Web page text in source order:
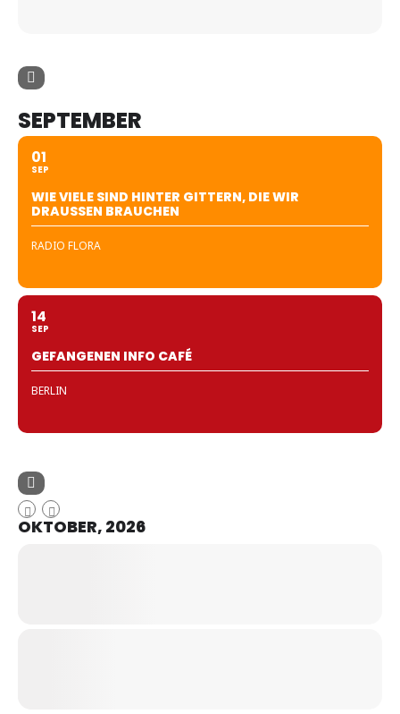
SEPTEMBER
01
SEP
WIE VIELE SIND HINTER GITTERN, DIE WIR
DRAUSSEN BRAUCHEN
RADIO FLORA
14
SEP
GEFANGENEN INFO CAFÉ
BERLIN
OKTOBER, 2026